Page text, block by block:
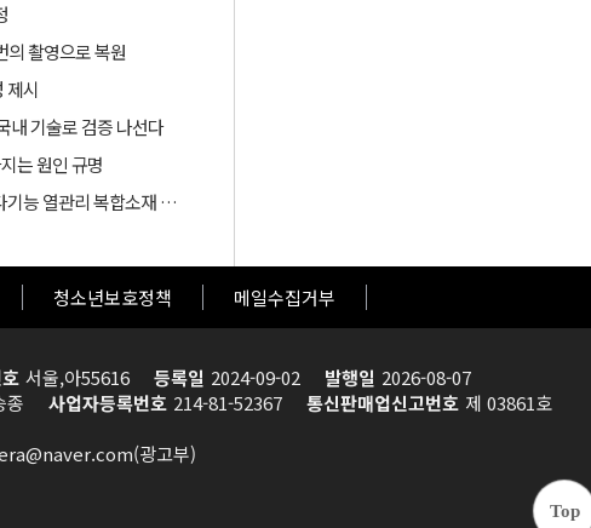
Top
촬영으로 복원​
제시
내 기술로 검증 나선다
는 원인 규명
중앙대, 단열·열저장·난연 성능 통합한 바이오기반 다기능 열관리 복합소재 개발
청소년보호정책 메일수집거부
서울,아55616 등록일 2024-09-02 발행일 2026-08-07
종 사업자등록번호 214-81-52367 통신판매업신고번호 제 03861호
광고부)